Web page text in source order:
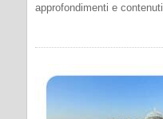
approfondimenti e contenuti